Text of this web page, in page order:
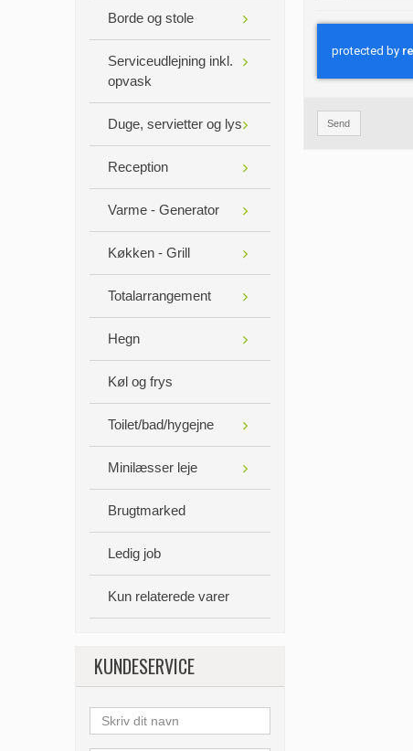
Borde og stole
Serviceudlejning inkl.
opvask
Duge, servietter og lys
Reception
Varme - Generator
Køkken - Grill
Totalarrangement
Hegn
Køl og frys
Toilet/bad/hygejne
Minilæsser leje
Brugtmarked
Ledig job
Kun relaterede varer
KUNDESERVICE
Send